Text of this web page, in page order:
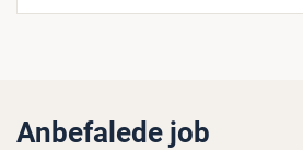
Anbefalede job